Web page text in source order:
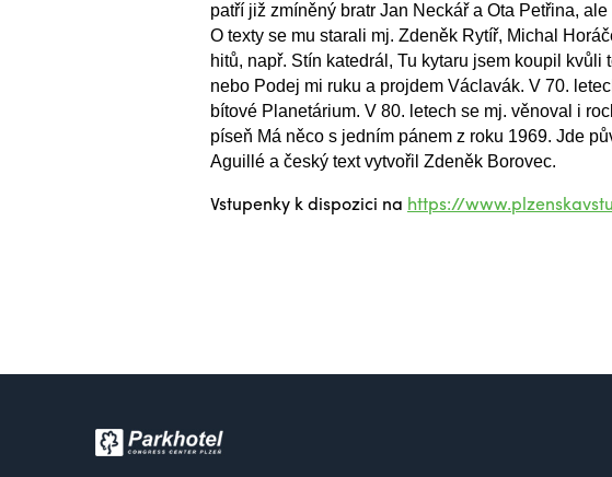
patří již zmíněný bratr Jan Neckář a Ota Petřina,
O texty se mu starali mj. Zdeněk Rytíř, Michal
hitů, např. Stín katedrál, Tu kytaru jsem koupil
nebo Podej mi ruku a projdem Václavák. V 70.
bítové Planetárium. V 80. letech se mj. věnoval i
píseň Má něco s jedním pánem z roku 1969. Jde
Aguillé a český text vytvořil Zdeněk Borovec.
Vstupenky k dispozici na https://